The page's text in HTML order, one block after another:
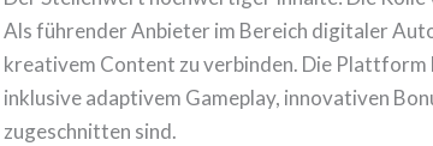
Als führender Anbieter im Bereich digitaler
kreativem Content zu verbinden. Die Plattform
inklusive adaptivem Gameplay, innovativen
zugeschnitten sind.